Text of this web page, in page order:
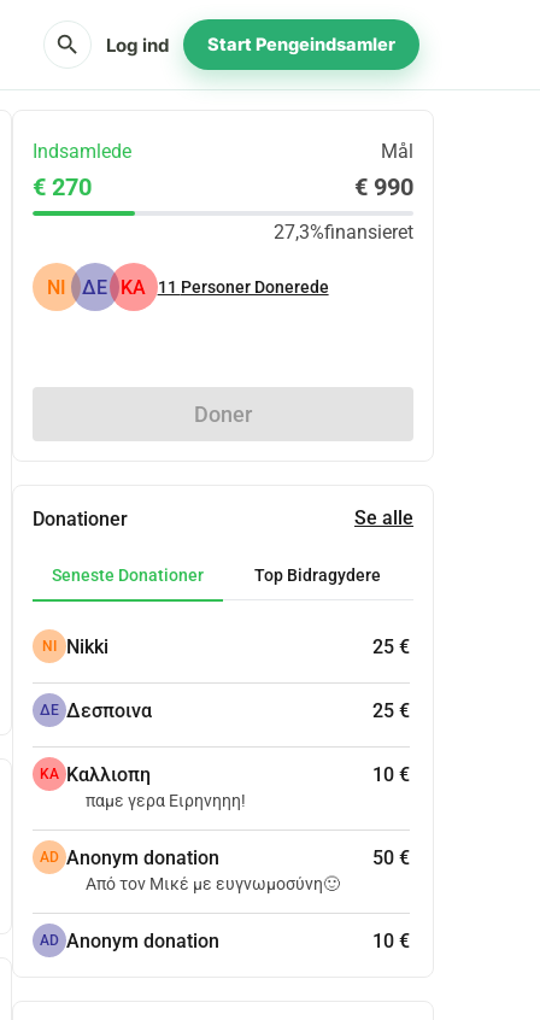
search Log ind Start Pengeindsamler
Indsamlede Mål
€ 270 € 990
27,3%finansieret
NI ΔΕ ΚΑ 11 Personer Donerede
Doner
Donationer Se alle
Seneste Donationer Top Bidragydere
NI Nikki 25 €
ΔΕ Δεσποινα 25 €
ΚΑ Καλλιοπη 10 €
παμε γερα Ειρηνηηη!
AD Anonym donation 50 €
Από τον Μικέ με ευγνωμοσύνη🙂
AD Anonym donation 10 €